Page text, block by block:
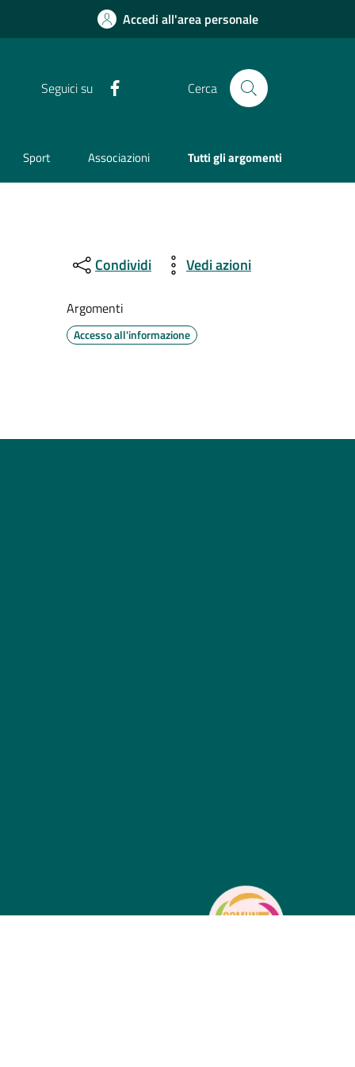
Accedi all'area personale
Seguici su Cerca
Sport Associazioni Tutti gli argomenti
Condividi Vedi azioni
Argomenti
Accesso all'informazione